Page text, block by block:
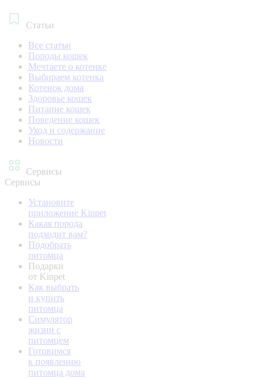
Статьи
Все статьи
Породы кошек
Мечтаете о котенке
Выбираем котенка
Котенок дома
Здоровье кошек
Питание кошек
Поведение кошек
Уход и содержание
Новости
Сервисы
Сервисы
Установите
приложение Kinpet
Какая порода
подходит вам?
Подобрать
питомца
Подарки
от Kinpet
Как выбрать
и купить
питомца
Симулятор
жизни с
питомцем
Готовимся
к появлению
питомца дома